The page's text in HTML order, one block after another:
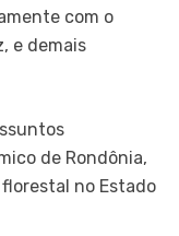
com o
e demais
de Rondônia,
no Estado